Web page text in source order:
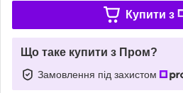
Купити з
Що таке купити з Пром?
Замовлення під захистом